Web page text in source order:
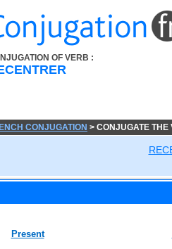
OF VERB :
CONJUGATION > CONJUGATE THE
Present